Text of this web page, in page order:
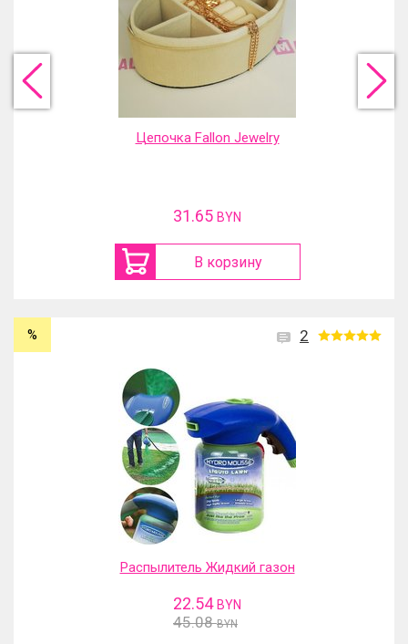
Цепочка Fallon Jewelry
31.65 BYN
В корзину
2
%
Распылитель Жидкий газон
22.54 BYN
45.08 BYN